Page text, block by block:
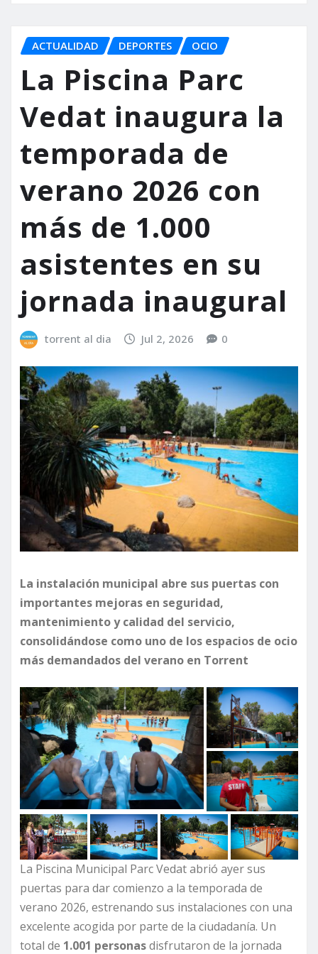
ACTUALIDAD DEPORTES OCIO
La Piscina Parc
Vedat inaugura la
temporada de
verano 2026 con
más de 1.000
asistentes en su
jornada inaugural
torrent al dia Jul 2, 2026 0
La instalación municipal abre sus puertas con
importantes mejoras en seguridad,
mantenimiento y calidad del servicio,
consolidándose como uno de los espacios de ocio
más demandados del verano en Torrent
La Piscina Municipal Parc Vedat abrió ayer sus
puertas para dar comienzo a la temporada de
verano 2026, estrenando sus instalaciones con una
excelente acogida por parte de la ciudadanía. Un
total de 1.001 personasdisfrutaron de la jornada